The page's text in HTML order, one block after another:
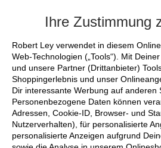
Ihre Zustimmung
Robert Ley verwendet in diesem
Web-Technologien („Tools“). Mit
und unsere Partner (Drittanbieter)
Shoppingerlebnis und unser
Dir interessante Werbung auf anderen
Personenbezogene Daten können
Adressen, Cookie-ID, Browser- und
Nutzerverhalten), für personalisierte
personalisierte Anzeigen aufgrund